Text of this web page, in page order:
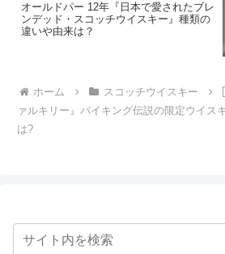
オールドパー 12年『日本で愛されたブレ
ンデッド・スコッチウイスキー』種類の
違いや由来は？
ホーム スコッチウイスキー
ァルキリー』バイキング伝説の限定ウイス
は?